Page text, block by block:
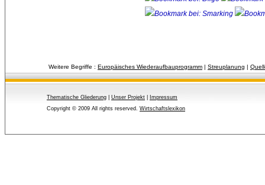
Weitere Begriffe : Europäisches Wiederaufbauprogramm | Streuplanung |
Thematische Gliederung Unser Projekt
Impressum
Copyright © 2009 All rights reserved. Wirtschaftslexikon